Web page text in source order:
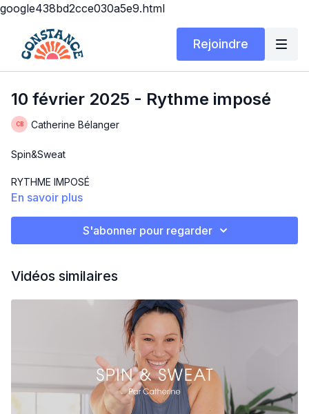
google438bd2cce030a5e9.html
Rejoindre
10 février 2025 - Rythme imposé
Catherine Bélanger
Spin&Sweat
RYTHME IMPOSÉ
Un 30 min top chrono pour mettre en évidence le rythme sur
Musique avec peu ou pas de parole pour vous guidez.
Vous pouvez augmenter la résistance en tout temps et la
vitesse lors des rythmes plus rapides.
4 minutes cool down à la fin.
Entraînement parfait à mixer avec de la musculation haut du
corps ou abdo après.
En savoir plus
S'abonner pour regarder
Vidéos similaires